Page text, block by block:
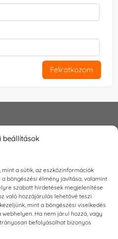
beállítások
a sütik, az eszközinformációk
böngészési élmény javítása, valamint
szabott hirdetések megjelenítése
való hozzájárulás lehetővé teszi
mint a böngészési viselkedés
Ha nem járul hozzá, vagy
befolyásolhat bizonyos
Feliratkozom